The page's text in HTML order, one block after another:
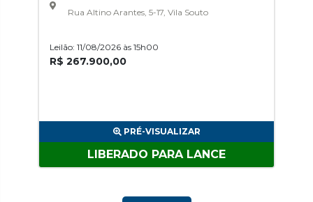
Rua Altino Arantes, 5-17, Vila Souto
Leilão: 11/08/2026 às 15h00
R$ 267.900,00
PRÉ-VISUALIZAR
LIBERADO PARA LANCE